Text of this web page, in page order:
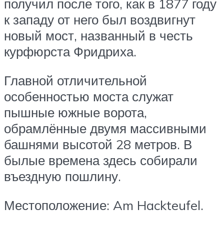
получил после того, как в 1877 году
к западу от него был воздвигнут
новый мост, названный в честь
курфюрста Фридриха.
Главной отличительной
особенностью моста служат
пышные южные ворота,
обрамлённые двумя массивными
башнями высотой 28 метров. В
былые времена здесь собирали
въездную пошлину.
Местоположение: Am Hackteufel.